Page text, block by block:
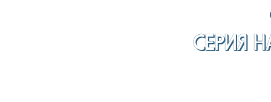
СЕРИЯ